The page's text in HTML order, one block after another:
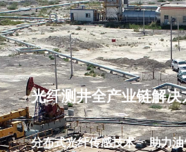
光纤测井全产业链解
分布式光纤传感技术 助力